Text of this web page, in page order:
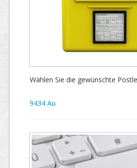
Wählen Sie die gewünschte
9434 Au